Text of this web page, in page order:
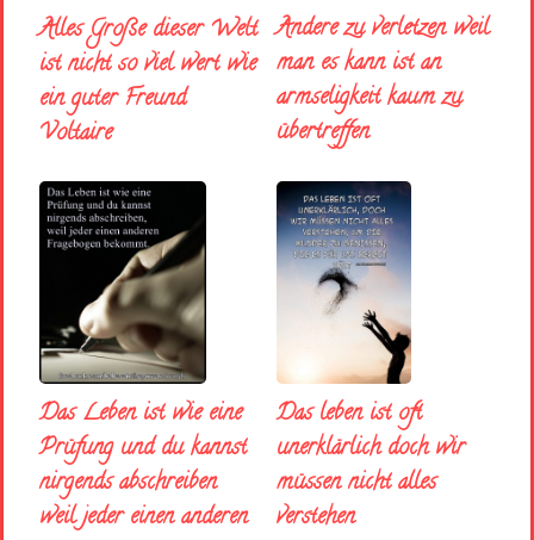
Alles Große dieser Welt
ist nicht so viel wert wie
ein guter Freund
Voltaire
Andere zu verletzen weil
man es kann ist an
armseligkeit kaum zu
übertreffen
Das Leben ist wie eine
Prüfung und du kannst
nirgends abschreiben
weil jeder einen anderen
Das leben ist oft
unerklärlich doch wir
müssen nicht alles
verstehen